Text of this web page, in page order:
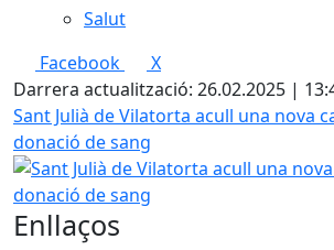
Salut
Facebook
X
Darrera actualització: 26.02.2025 |
Sant Julià de Vilatorta acull una nova
donació de sang
Enllaços